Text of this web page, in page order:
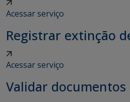
Acessar serviço
Registrar extinção
Acessar serviço
Validar documentos